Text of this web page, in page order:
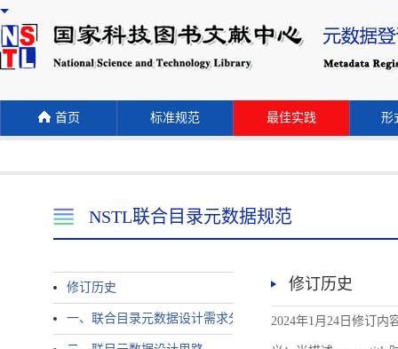
首页 标准规范 最佳实践 形
NSTL联合目录元数据规范
修订历史
一、联合目录元数据设计需求分析
修订历史
2024年1月24日修订内